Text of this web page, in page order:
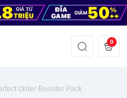
0
Order Booster Pack